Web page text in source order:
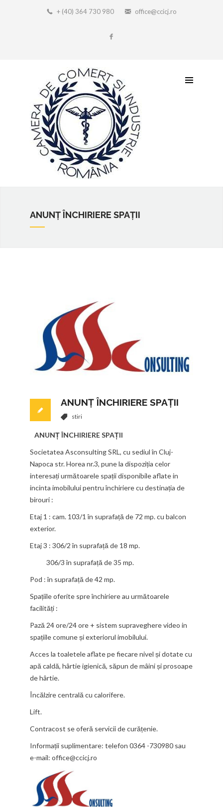
+ (40) 364 730 980 office@ccicj.ro
ANUNȚ ÎNCHIRIERE SPAȚII
ANUNȚ ÎNCHIRIERE SPAȚII
stiri
ANUNȚ ÎNCHIRIERE SPAȚII
Societatea Asconsulting SRL, cu sediul în Cluj-
Napoca str. Horea nr.3, pune la dispoziția celor
interesați următoarele spații disponibile aflate in
incinta imobilului pentru închiriere cu destinația de
birouri :
Etaj 1 : cam. 103/1 în suprafață de 72 mp. cu balcon
exterior.
Etaj 3 : 306/2 în suprafață de 18 mp.
306/3 în suprafață de 35 mp.
Pod : în suprafață de 42 mp.
Spațiile oferite spre închiriere au următoarele
facilități :
Pază 24 ore/24 ore + sistem supraveghere video in
spațiile comune și exteriorul imobilului.
Acces la toaletele aflate pe fiecare nivel și dotate cu
apă caldă, hârtie igienică, săpun de mâini și prosoape
de hârtie.
Încălzire centrală cu calorifere.
Lift.
Contracost se oferă servicii de curățenie.
Informații suplimentare: telefon 0364 -730980 sau
e-mail: office@ccicj.ro